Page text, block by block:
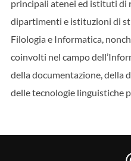
principali atenei ed istituti di
dipartimenti e istituzioni di
Filologia e Informatica,
coinvolti nel campo
della documentazione, della
delle tecnologie linguistiche